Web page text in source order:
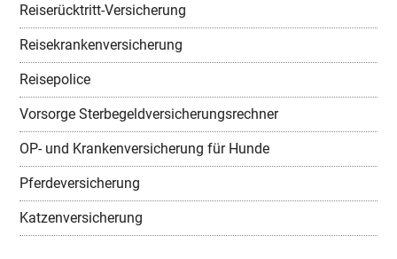
Reiserücktritt-Versicherung
Reisekrankenversicherung
Reisepolice
Vorsorge Sterbegeldversicherungsrechner
OP- und Krankenversicherung für Hunde
Pferdeversicherung
Katzenversicherung